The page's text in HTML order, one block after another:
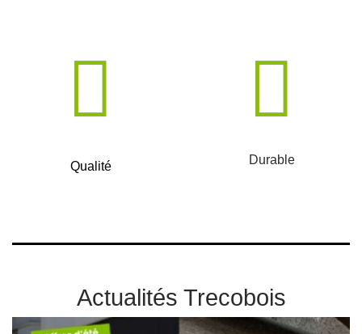
Qualité Durable
Actualités Trecobois